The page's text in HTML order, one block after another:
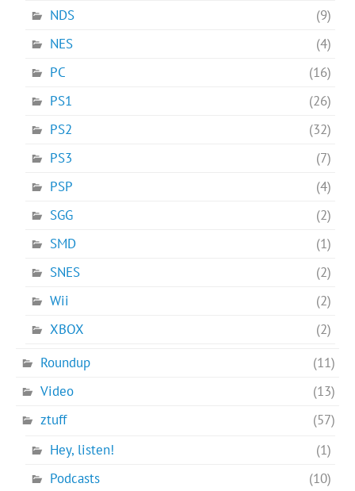
NDS
(9)
NES
(4)
PC
(16)
PS1
(26)
PS2
(32)
PS3
(7)
PSP
(4)
SGG
(2)
SMD
(1)
SNES
(2)
Wii
(2)
XBOX
(2)
Roundup
(11)
Video
(13)
ztuff
(57)
Hey, listen!
(1)
Podcasts
(10)